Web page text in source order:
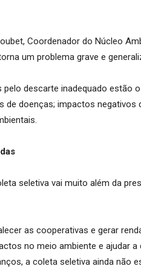
Coordenador do Núcleo
um problema grave e
descarte inadequado estão
doenças; impactos negativos
seletiva vai muito além da
as cooperativas e gerar
no meio ambiente e ajudar
a coleta seletiva ainda não